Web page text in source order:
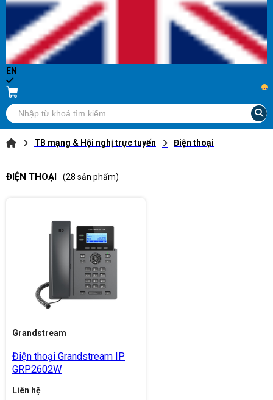
EN
...
TB mạng & Hội nghị trực tuyến Điện thoại
ĐIỆN THOẠI (28 sản phẩm)
Grandstream
Điện thoại Grandstream IP
GRP2602W
Liên hệ